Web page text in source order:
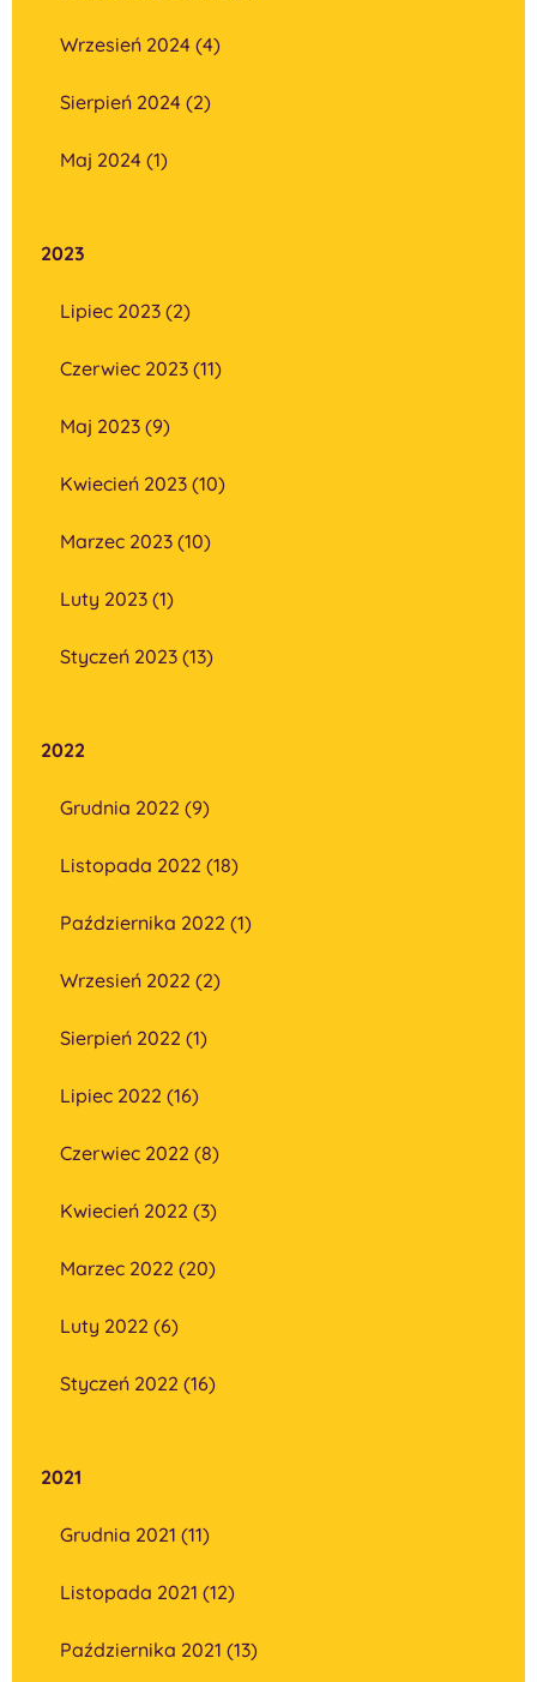
Wrzesień 2024 (4)
Sierpień 2024 (2)
Maj 2024 (1)
2023
Lipiec 2023 (2)
Czerwiec 2023 (11)
Maj 2023 (9)
Kwiecień 2023 (10)
Marzec 2023 (10)
Luty 2023 (1)
Styczeń 2023 (13)
2022
Grudnia 2022 (9)
Listopada 2022 (18)
Października 2022 (1)
Wrzesień 2022 (2)
Sierpień 2022 (1)
Lipiec 2022 (16)
Czerwiec 2022 (8)
Kwiecień 2022 (3)
Marzec 2022 (20)
Luty 2022 (6)
Styczeń 2022 (16)
2021
Grudnia 2021 (11)
Listopada 2021 (12)
Października 2021 (13)